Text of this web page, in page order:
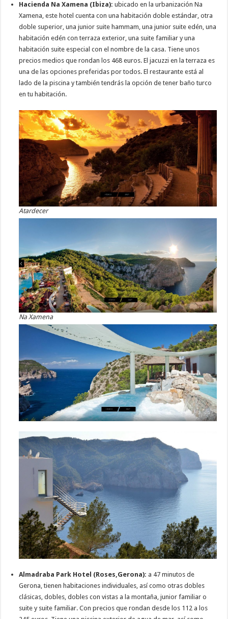
Hacienda Na Xamena (Ibiza):ubicado en la urbanización Na
Xamena, este hotel cuenta con una habitación doble estándar, otra
doble superior, una junior suite hammam, una junior suite edén, una
habitación edén con terraza exterior, una suite familiar y una
habitación suite especial con el nombre de la casa. Tiene unos
precios medios que rondan los 468 euros. El jacuzzi en la terraza es
una de las opciones preferidas por todos. El restaurante está al
lado de la piscina y también tendrás la opción de tener baño turco
en tu habitación.
Atardecer
Na Xamena
Almadraba Park Hotel (Roses,Gerona): a 47 minutos de
Gerona, tienen habitaciones individuales, así como otras dobles
clásicas, dobles, dobles con vistas a la montaña, junior familiar o
suite y suite familiar. Con precios que rondan desde los 112 a los